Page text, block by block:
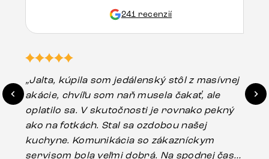
241 recenzií
„Jalta, kúpila som jedálenský stôl z masívnej
akácie, chvíľu som naň musela čakať, ale
oplatilo sa. V skutočnosti je rovnako pekný
ako na fotkách. Stal sa ozdobou našej
kuchyne. Komunikácia so zákazníckym
servisom bola veľmi dobrá. Na spodnej časti